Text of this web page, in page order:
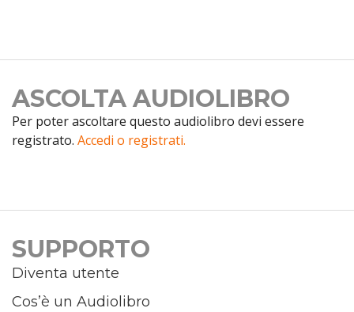
ASCOLTA AUDIOLIBRO
Per poter ascoltare questo audiolibro devi essere
registrato. Accedi o registrati.
SUPPORTO
Diventa utente
Cos’è un Audiolibro